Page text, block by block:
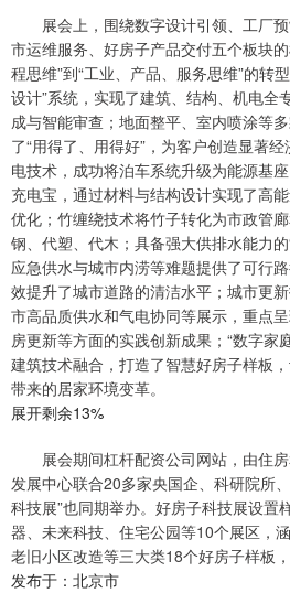
展会上，围绕数字设计引领、工厂预
市运维服务、好房子产品交付五个板块
程思维”到“工业、产品、服务思维”的转
设计”系统，实现了建筑、结构、机电全
成与智能审查；地面整平、室内喷涂等
了“用得了、用得好”，为客户创造显著
电技术，成功将泊车系统升级为能源基
充电宝，通过材料与结构设计实现了高
优化；竹缠绕技术将竹子转化为市政管
钢、代塑、代木；具备强大供排水能力
应急供水与城市内涝等难题提供了可行
效提升了城市道路的清洁水平；城市更
市高品质供水和气电协同等展示，重点
房更新等方面的实践创新成果；“数字家
建筑技术融合，打造了智慧好房子样板
带来的居家环境变革。
展开剩余13%
展会期间杠杆配资公司网站，由住房
发展中心联合20多家央国企、科研院所
科技展”也同期举办。好房子科技展设置
器、未来科技、住宅公园等10个展区，
老旧小区改造等三大类18个好房子样板
发布于：北京市